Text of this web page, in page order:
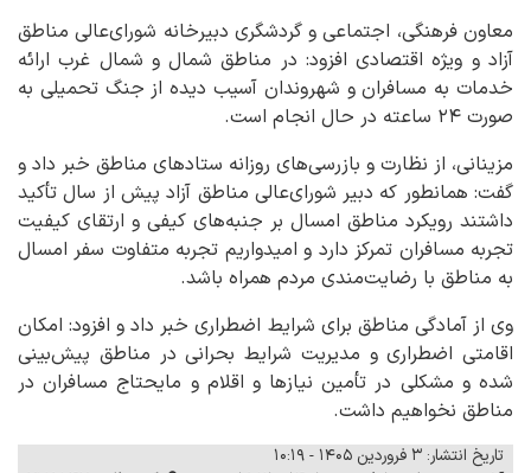
معاون فرهنگی، اجتماعی و گردشگری دبیرخانه شورای‌عالی مناطق
آزاد و ویژه اقتصادی افزود: در مناطق شمال و شمال غرب ارائه
خدمات به مسافران و شهروندان آسیب دیده از جنگ تحمیلی به
صورت ۲۴ ساعته در حال انجام است.
مزینانی، از نظارت و بازرسی‌های روزانه ستادهای مناطق خبر داد و
گفت: همانطور که دبیر شورای‌عالی مناطق آزاد پیش از سال تأکید
داشتند رویکرد مناطق امسال بر جنبه‌های کیفی و ارتقای کیفیت
تجربه مسافران تمرکز دارد و امیدواریم تجربه متفاوت سفر امسال
به مناطق با رضایت‌مندی مردم همراه باشد.
وی از آمادگی مناطق برای شرایط اضطراری خبر داد و افزود: امکان
اقامتی اضطراری و مدیریت شرایط بحرانی در مناطق پیش‌بینی
شده و مشکلی در تأمین نیازها و اقلام و مایحتاج مسافران در
مناطق نخواهیم داشت.
تاریخ انتشار: ۳ فروردین ۱۴۰۵ - ۱۰:۱۹